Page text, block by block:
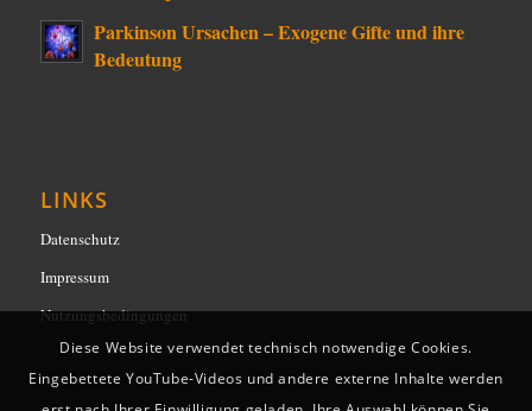
Parkinson Ursachen – Exogene Gifte und ihre
Bedeutung
LINKS
Datenschutz
Impressum
Nutzungsbedingungen
Diese Website verwendet technisch notwendige Cookies.
Eingebettete YouTube-Videos und andere externe Inhalte werden